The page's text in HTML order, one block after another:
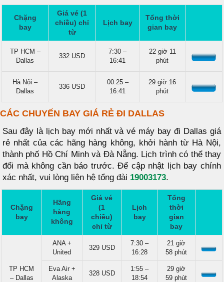
Chặng
bay
Giá vé (1
chiều) chỉ
từ
Lịch bay
Tổng thời
gian bay
TP HCM –
Dallas
332 USD
7:30 –
16:41
22 giờ 11
phút
Hà Nội –
Dallas
336 USD
00:25 –
16:41
29 giờ 16
phút
CÁC CHUYẾN BAY GIÁ RẺ ĐI DALLAS
Sau đây là lịch bay mới nhất và vé máy bay đi Dallas giá
rẻ nhất của các hãng hàng không, khởi hành từ Hà Nội,
thành phố Hồ Chí Minh và Đà Nẵng. Lịch trình có thể thay
đổi mà không cần báo trước. Để cập nhật lịch bay chính
xác nhất, vui lòng liên hệ tổng đài 19003173.
Chặng
bay
Hãng
hàng
không
Giá vé
(1
chiều)
chỉ từ
Lịch
bay
Tổng
thời
gian
bay
TP HCM
– Dallas
ANA +
United
329 USD
7:30 –
16:28
21 giờ
58 phút
Eva Air +
Alaska
328 USD
1:55 –
18:54
29 giờ
59 phút